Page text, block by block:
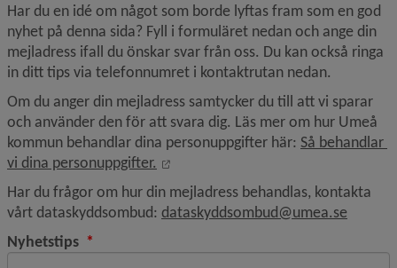
Har du en idé om något som borde lyftas fram som en god
nyhet på denna sida? Fyll i formuläret nedan och ange din
mejladress ifall du önskar svar från oss. Du kan också ringa
in ditt tips via telefonnumret i kontaktrutan nedan.
Om du anger din mejladress samtycker du till att vi sparar
och använder den för att svara dig. Läs mer om hur Umeå
kommun behandlar dina personuppgifter här: Så behandlar
vi dina personuppgifter.
Öppnas i nytt fönster.
Har du frågor om hur din mejladress behandlas, kontakta
vårt dataskyddsombud: dataskyddsombud@umea.se
Nyhetstips *